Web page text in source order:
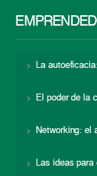
La
El poder de la
Networking: el
Las ideas